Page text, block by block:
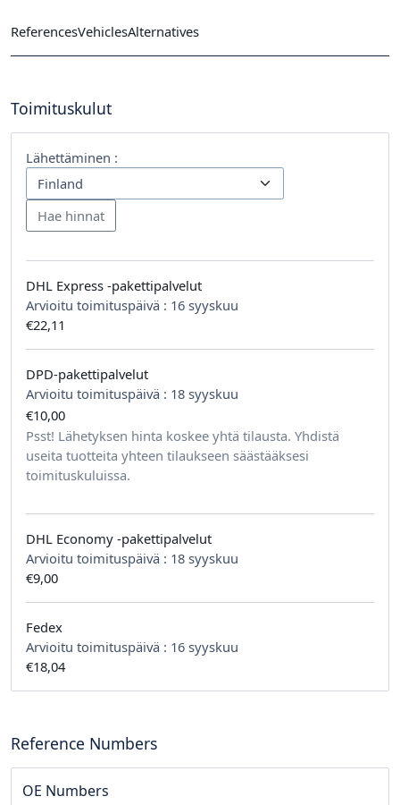
ReferencesVehiclesAlternatives
Toimituskulut
Lähettäminen :
DHL Express -pakettipalvelut
Arvioitu toimituspäivä : 16 syyskuu
€22,11
DPD-pakettipalvelut
Arvioitu toimituspäivä : 18 syyskuu
€10,00
Psst! Lähetyksen hinta koskee yhtä tilausta. Yhdistä
useita tuotteita yhteen tilaukseen säästääksesi
toimituskuluissa.
DHL Economy -pakettipalvelut
Arvioitu toimituspäivä : 18 syyskuu
€9,00
Fedex
Arvioitu toimituspäivä : 16 syyskuu
€18,04
Reference Numbers
OE Numbers